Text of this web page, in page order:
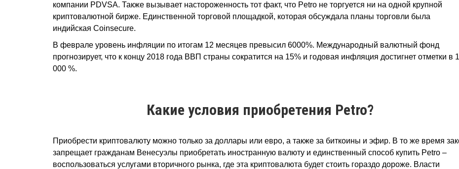
компании PDVSA. Также вызывает настороженность тот факт, что Petro не торгуется ни на одной крупной
криптовалютной бирже. Единственной торговой площадкой, которая обсуждала планы торговли была
индийская Coinsecure.
В феврале уровень инфляции по итогам 12 месяцев превысил 6000%. Международный валютный фонд
прогнозирует, что к концу 2018 года ВВП страны сократится на 15% и годовая инфляция достигнет отметки в
000 %.
Какие условия приобретения Petro?
Приобрести криптовалюту можно только за доллары или евро, а также за биткоины и эфир. В то же время
запрещает гражданам Венесуэлы приобретать иностранную валюту и единственный способ купить Petro –
воспользоваться услугами вторичного рынка, где эта криптовалюта будет стоить гораздо дороже. Власти